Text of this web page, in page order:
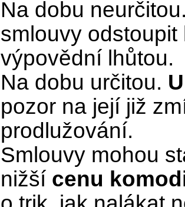
Na dobu
smlouvy
výpovědní lhůtou.
Na dobu určitou.
pozor na její již
prodlužování.
Smlouvy mohou
nižší cenu